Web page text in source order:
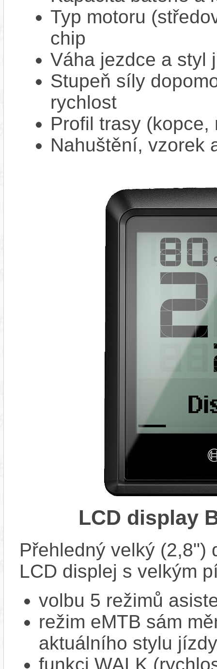
Typ motoru
chip
Váha jezdce a styl
Stupeň síly
rychlost
Profil trasy
Nahuštění, vzorek
LCD display
Přehledný velký (2,8")
LCD displej s velkým
volbu 5 režimů
režim eMTB sám
aktuálního stylu jízdy
funkci WALK